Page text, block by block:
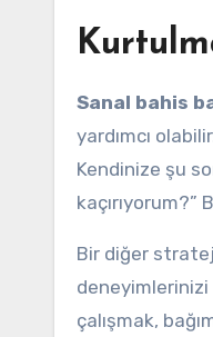
Sanal bahis
yardımcı
Kendinize şu
kaçırıyorum?”
Bir diğer
deneyimlerinizi
çalışmak,